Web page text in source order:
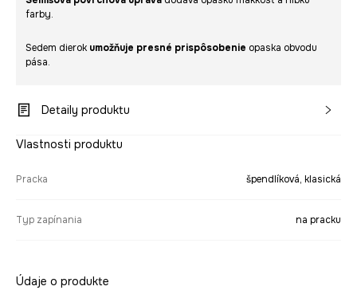
farby.
Sedem dierok umožňuje presné prispôsobenie opaska obvodu
pása.
Detaily produktu
Vlastnosti produktu
Pracka špendlíková, klasická
Typ zapínania na pracku
Údaje o produkte